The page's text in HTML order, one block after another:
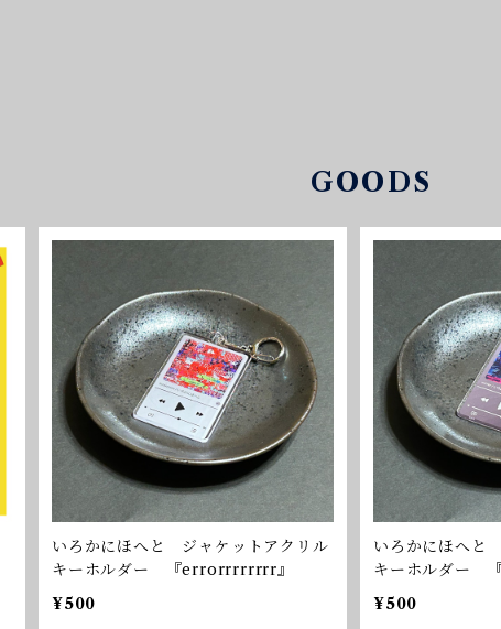
GOODS
いろかにほへと ジャケットアクリル
キーホルダー 『errorrrrrrrr』
¥500
いろかにほへと
キーホルダー
¥500